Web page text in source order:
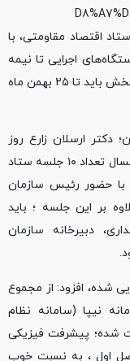
اقتصاد مقاومتی، با
اجرایی تا نیمه
بهمن ماه جاری، گفت: پروژه‌های استان در این بخش باید تا ۲۵ بهمن ماه
دکتر ارسلان زارع روز
شنبه در این جلسه با یادآوری اینکه در ۹ ماه امسال تعداد ۱۰ جلسه ستاد
با حضور رئیس سازمان
بر این جلسه ؛ باید
دبیرخانه سازمان
مصوبات اجرایی شده، افزود: از مجموع
نیپا (سامانه نظام
شده؛ پیشرفت فیزیکی
اول ، به نسبت خوب